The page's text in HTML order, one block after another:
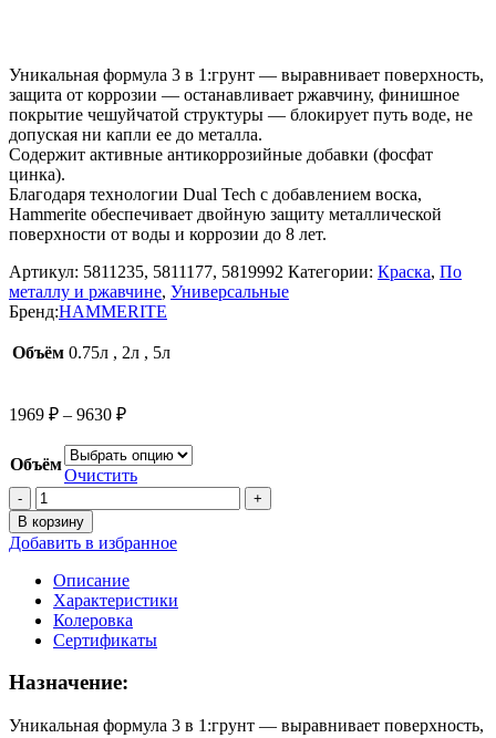
Уникальная формула 3 в 1:грунт — выравнивает поверхность,
защита от коррозии — останавливает ржавчину, финишное
покрытие чешуйчатой структуры — блокирует путь воде, не
допуская ни капли ее до металла.
Содержит активные антикоррозийные добавки (фосфат
цинка).
Благодаря технологии Dual Tech c добавлением воска,
Hammerite обеспечивает двойную защиту металлической
поверхности от воды и коррозии до 8 лет.
Артикул: 5811235, 5811177, 5819992 Категории: Краска, По
металлу и ржавчине, Универсальные
Бренд:HAMMERITE
Объём 0.75л , 2л , 5л
1969 ₽ – 9630 ₽Диапазон
1969 ₽
–
Объём
Очистить
Количество
товара
Краска
HAMMERITE
ДЛЯ
МЕТАЛЛА
ГЛАДКАЯ
/
ХАММЕРАЙТ
МЕТАЛЛА
RAL9003
В корзину
Добавить в избранное
Описание
Характеристики
Колеровка
Сертификаты
Назначение:
Уникальная формула 3 в 1:грунт — выравнивает поверхность,